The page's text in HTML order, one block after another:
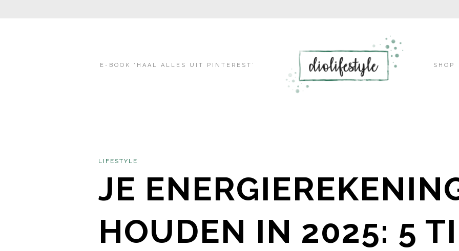
E-BOOK ‘HAAL ALLES UIT PINTEREST’ SHOP
LIFESTYLE
JE
HOUDEN IN 2025: 5